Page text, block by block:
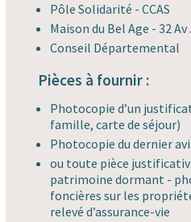
Pôle Solidarité - CCAS
Maison du Bel Age - 32
Conseil Départemental
Pièces à fournir :
Photocopie d’un
famille, carte de séjour)
Photocopie du dernier
ou toute pièce
patrimoine dormant -
foncières sur les
relevé d’assurance-vie